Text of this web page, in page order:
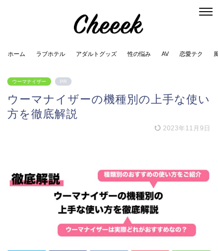
ホーム ラブホテル アダルトグッズ 性の悩み AV 恋愛テク
ウーマナイザー PR
ウーマナイザーの機種別の上手な使い
方を徹底解説
2023年11月9日